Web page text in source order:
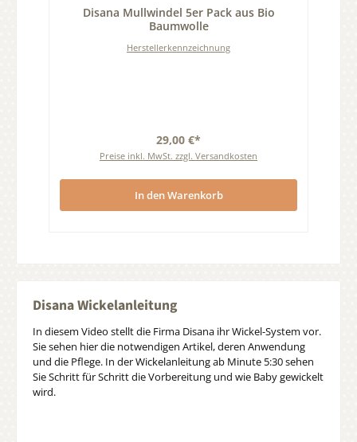
Disana Mullwindel 5er Pack aus Bio
Baumwolle
Herstellerkennzeichnung
29,00 €*
Preise inkl. MwSt. zzgl. Versandkosten
In den Warenkorb
Disana Wickelanleitung
In diesem Video stellt die Firma Disana ihr Wickel-System vor.
Sie sehen hier die notwendigen Artikel, deren Anwendung
und die Pflege. In der Wickelanleitung ab Minute 5:30 sehen
Sie Schritt für Schritt die Vorbereitung und wie Baby gewickelt
wird.